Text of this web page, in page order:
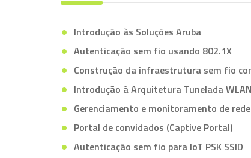
Introdução às Soluções Aruba
Autenticação sem fio usando 802.1X
Construção da infraestrutura sem fio
Introdução à Arquitetura Tunelada
Gerenciamento e monitoramento de rede
Portal de convidados (Captive Portal)
Autenticação sem fio para IoT PSK SSID